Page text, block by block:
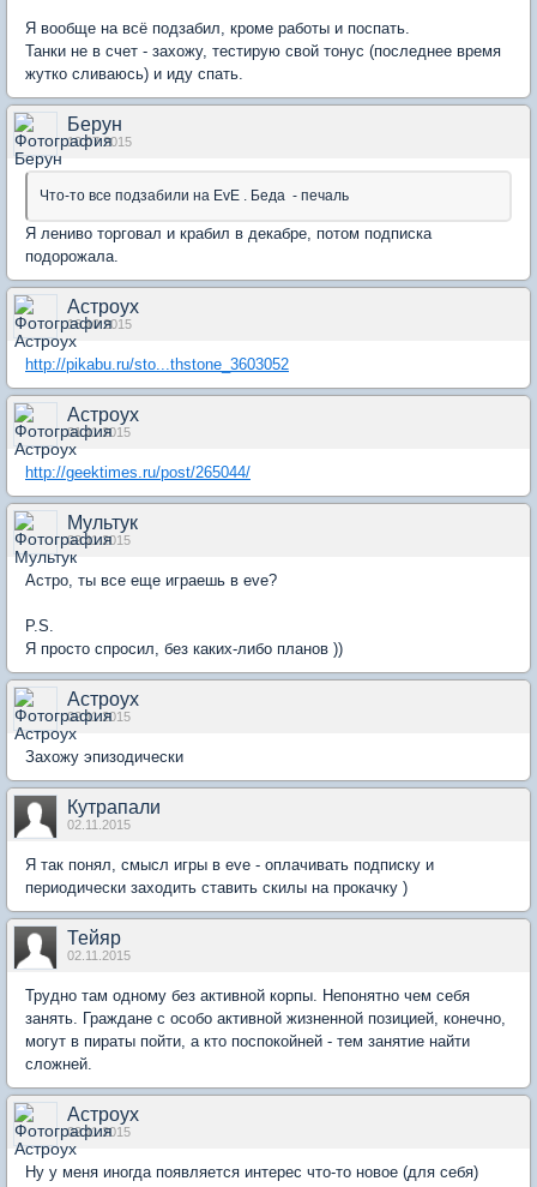
Я вообще на всё подзабил, кроме работы и поспать.
Танки не в счет - захожу, тестирую свой тонус (последнее время
жутко сливаюсь) и иду спать.
Берун
10.07.2015
Что-то все подзабили на EvE . Беда - печаль
Я лениво торговал и крабил в декабре, потом подписка
подорожала.
Астроух
16.10.2015
http://pikabu.ru/sto...thstone_3603052
Астроух
01.11.2015
http://geektimes.ru/post/265044/
Мультук
02.11.2015
Астро, ты все еще играешь в eve?
P.S.
Я просто спросил, без каких-либо планов ))
Астроух
02.11.2015
Захожу эпизодически
Кутрапали
02.11.2015
Я так понял, смысл игры в eve - оплачивать подписку и
периодически заходить ставить скилы на прокачку )
Тейяр
02.11.2015
Трудно там одному без активной корпы. Непонятно чем себя
занять. Граждане с особо активной жизненной позицией, конечно,
могут в пираты пойти, а кто поспокойней - тем занятие найти
сложней.
Астроух
02.11.2015
Ну у меня иногда появляется интерес что-то новое (для себя)